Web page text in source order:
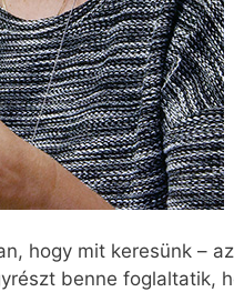
hogy mit keresünk –
benne foglaltatik,